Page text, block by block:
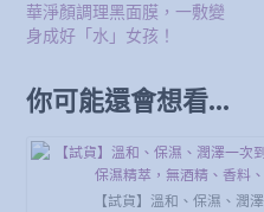
華淨顏調理黑面膜，一敷變
身成好「水」女孩！
你可能還會想看...
【試貨】溫和、保濕、潤